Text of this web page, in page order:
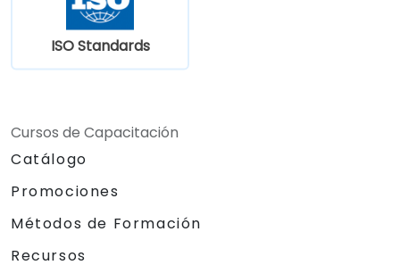
ISO Standards
Cursos de Capacitación
Catálogo
Promociones
Métodos de Formación
Recursos